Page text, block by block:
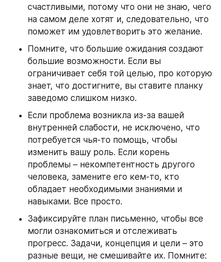
счастливыми, потому что они не знаю, чего
на самом деле хотят и, следовательно, что
поможет им удовлетворить это желание.
Помните, что большие ожидания создают
большие возможности. Если вы
ограничивает себя той целью, про которую
знает, что достигните, вы ставите планку
заведомо слишком низко.
Если проблема возникла из-за вашей
внутренней слабости, не исключено, что
потребуется чья-то помощь, чтобы
изменить вашу роль. Если корень
проблемы – некомпетентность другого
человека, замените его кем-то, кто
обладает необходимыми знаниями и
навыками. Все просто.
Зафиксируйте план письменно, чтобы все
могли ознакомиться и отслеживать
прогресс. Задачи, концепция и цели – это
разные вещи, не смешивайте их. Помните: